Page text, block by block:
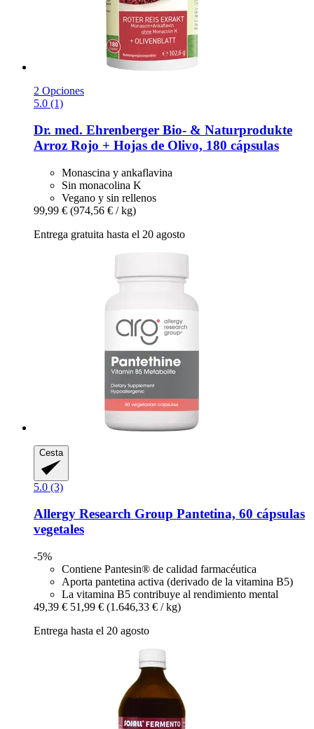
2 Opciones
5.0 (1)
Dr. med. Ehrenberger Bio- & Naturprodukte
Arroz Rojo + Hojas de Olivo, 180 cápsulas
Monascina y ankaflavina
Sin monacolina K
Vegano y sin rellenos
99,99 € (974,56 € / kg)
Entrega gratuita hasta el 20 agosto
Cesta
5.0 (3)
Allergy Research Group Pantetina, 60 cápsulas
vegetales
-5%
Contiene Pantesin® de calidad farmacéutica
Aporta pantetina activa (derivado de la vitamina B5)
La vitamina B5 contribuye al rendimiento mental
49,39 € 51,99 € (1.646,33 € / kg)
Entrega hasta el 20 agosto